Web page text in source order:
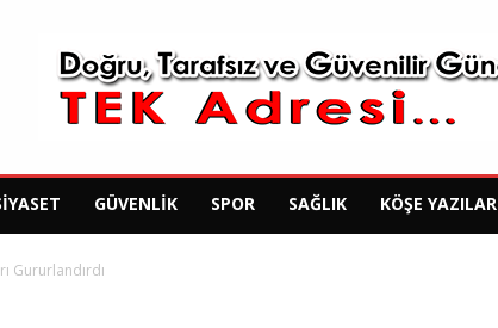
GÜVENLIK SPOR SAĞLIK KÖŞE
Gururlandırdı